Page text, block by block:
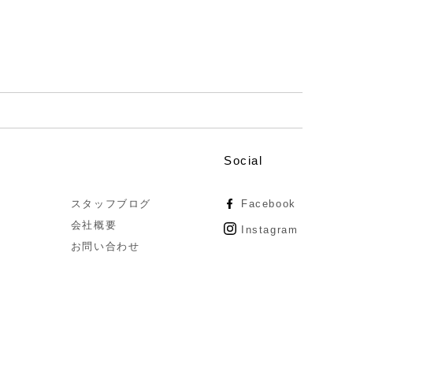
スタッフブログ
会社概要
お問い合わせ
Social
Facebook
Instagram